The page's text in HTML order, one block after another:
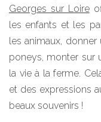
Georges sur Loire
les enfants et les
les animaux,
poneys, monter sur
la vie à la ferme.
et des expressions
beaux souvenirs !